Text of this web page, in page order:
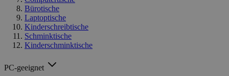
Bürotische
Laptoptische
Kinderschreibtische
Schminktische
Kinderschminktische
PC-geeignet